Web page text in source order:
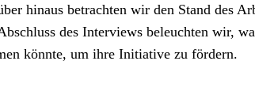
hinaus betrachten wir den Stand des
des Interviews beleuchten wir,
könnte, um ihre Initiative zu fördern.